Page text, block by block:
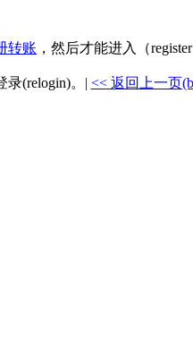
转账 ，然后才能进入（register
(relogin)。| << 返回上一页